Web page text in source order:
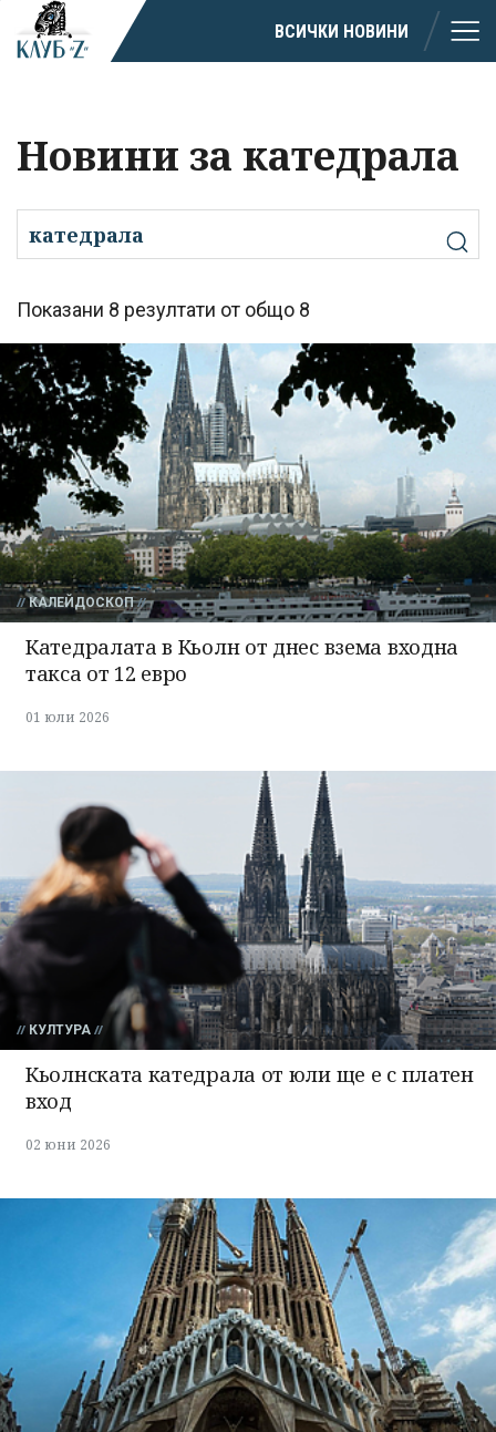
ВСИЧКИ НОВИНИ
Новини за катедрала
Показани 8 резултати от общо 8
КАЛЕЙДОСКОП
Катедралата в Кьолн от днес взема входна
такса от 12 евро
01 юли 2026
КУЛТУРА
Кьолнската катедрала от юли ще е с платен
вход
02 юни 2026